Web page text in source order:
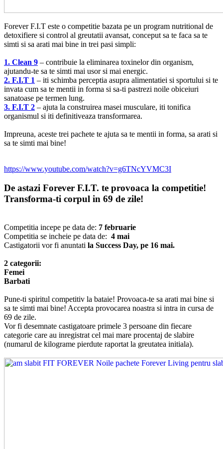
Forever F.I.T este o competitie bazata pe un program nutritional de
detoxifiere si control al greutatii avansat, conceput sa te faca sa te
simti si sa arati mai bine in trei pasi simpli:
1. Clean 9 – contribuie la eliminarea toxinelor din organism,
ajutandu-te sa te simti mai usor si mai energic.
2. F.I.T 1 – iti schimba perceptia asupra alimentatiei si sportului si te
invata cum sa te mentii in forma si sa-ti pastrezi noile obiceiuri
sanatoase pe termen lung.
3. F.I.T 2 – ajuta la construirea masei musculare, iti tonifica
organismul si iti definitiveaza transformarea.
Impreuna, aceste trei pachete te ajuta sa te mentii in forma, sa arati si
sa te simti mai bine!
https://www.youtube.com/watch?v=g6TNcYVMC3I
De astazi Forever F.I.T. te provoaca la competitie!
Transforma-ti corpul in 69 de zile!
Competitia incepe pe data de: 7 februarie
Competitia se incheie pe data de: 4 mai
Castigatorii vor fi anuntati la Success Day, pe 16 mai.
2 categorii:
Femei
Barbati
Pune-ti spiritul competitiv la bataie! Provoaca-te sa arati mai bine si
sa te simti mai bine! Accepta provocarea noastra si intra in cursa de
69 de zile.
Vor fi desemnate castigatoare primele 3 persoane din fiecare
categorie care au inregistrat cel mai mare procentaj de slabire
(numarul de kilograme pierdute raportat la greutatea initiala).